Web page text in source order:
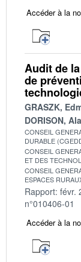
Accéder à la
Audit de
de
GRASZK,
DORISON,
CONSEIL
DURABLE
CONSEIL
ET DES
CONSEIL
ESPACES
Rapport: févr.
n°010406-01
Accéder à la